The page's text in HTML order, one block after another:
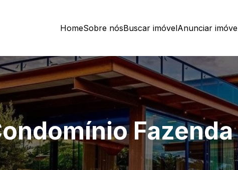
HomeSobre nósBuscar imóvelAnunciar